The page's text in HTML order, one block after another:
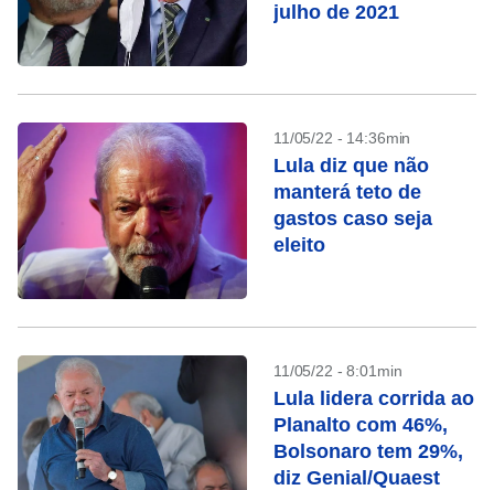
julho de 2021
11/05/22 - 14:36min
Lula diz que não
manterá teto de
gastos caso seja
eleito
11/05/22 - 8:01min
Lula lidera corrida ao
Planalto com 46%,
Bolsonaro tem 29%,
diz Genial/Quaest